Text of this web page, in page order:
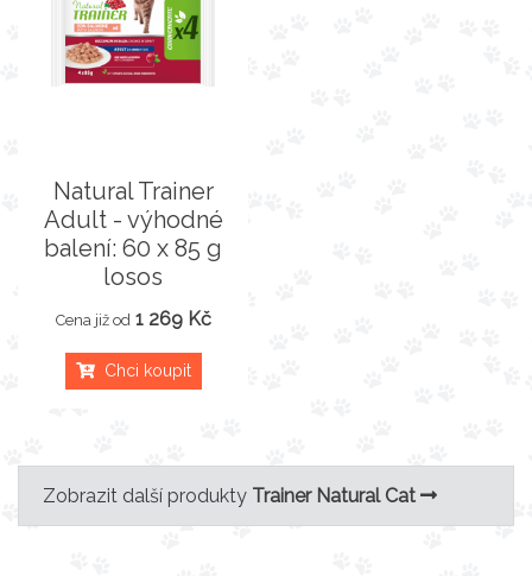
Natural Trainer
Adult - výhodné
balení: 60 x 85 g
losos
Cena již od 1 269 Kč
Chci koupit
Zobrazit další produkty Trainer Natural Cat